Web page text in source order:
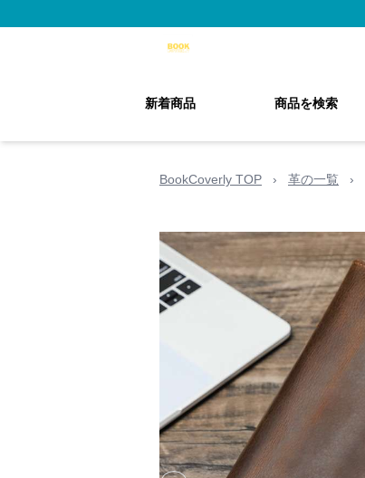
新着商品 商品を検索
BookCoverly TOP › 革の一覧 ›